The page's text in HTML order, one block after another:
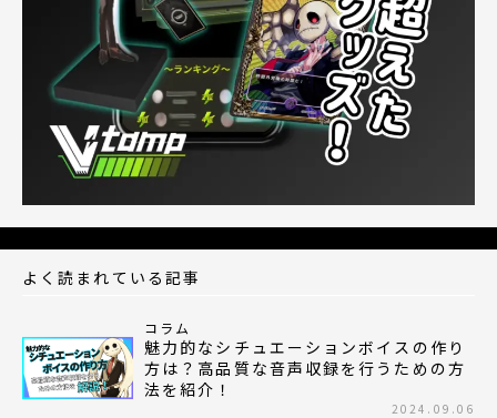
よく読まれている記事
コラム
魅力的なシチュエーションボイスの作り
方は？高品質な音声収録を行うための方
法を紹介！
2024.09.06